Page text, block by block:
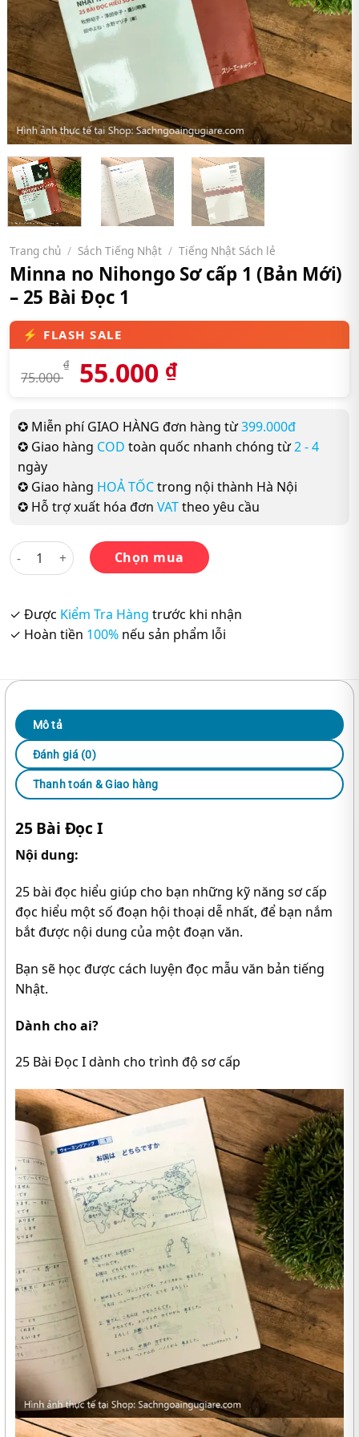
Trang chủ / Sách Tiếng Nhật / Tiếng Nhật Sách lẻ
Minna no Nihongo Sơ cấp 1 (Bản Mới)
– 25 Bài Đọc 1
75.000
₫ 55.000 ₫
✪ Miễn phí GIAO HÀNG đơn hàng từ399.000đ
✪ Giao hàng COD toàn quốc nhanh chóng từ2 - 4
ngày
✪ Giao hàng HOẢ TỐCtrong nội thành Hà Nội
✪ Hỗ trợ xuất hóa đơn VATtheo yêu cầu
Minna no Nihongo Sơ cấp 1 (Bản Mới) - 25 Bài Đọc 1 số lượng
Chọn mua
✓ Được Kiểm Tra Hàng trước khi nhận
✓ Hoàn tiền 100% nếu sản phẩm lỗi
Mô tả
Đánh giá (0)
Thanh toán & Giao hàng
25 Bài Đọc I
Nội dung:
25 bài đọc hiểu giúp cho bạn những kỹ năng sơ cấp
đọc hiểu một số đoạn hội thoại dễ nhất, để bạn nắm
bắt được nội dung của một đoạn văn.
Bạn sẽ học được cách luyện đọc mẫu văn bản tiếng
Nhật.
Dành cho ai?
25 Bài Đọc I dành cho trình độ sơ cấp